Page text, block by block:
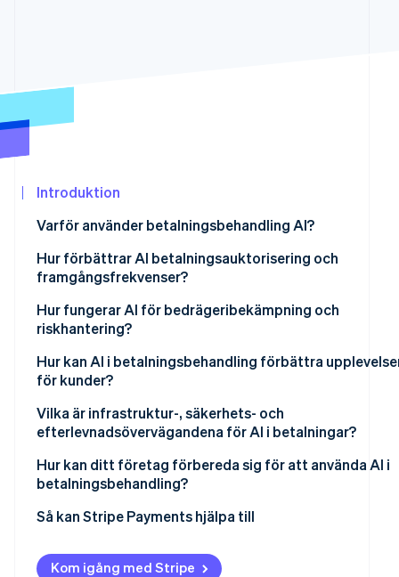
Introduktion
Varför använder betalningsbehandling AI?
Hur förbättrar AI betalningsauktorisering och
framgångsfrekvenser?
Hur fungerar AI för bedrägeribekämpning och
riskhantering?
Hur kan AI i betalningsbehandling förbättra
för kunder?
Vilka är infrastruktur-, säkerhets- och
efterlevnadsövervägandena för AI i betalningar?
Hur kan ditt företag förbereda sig för att använda AI i
betalningsbehandling?
Så kan Stripe Payments hjälpa till
Kom igång med Stripe